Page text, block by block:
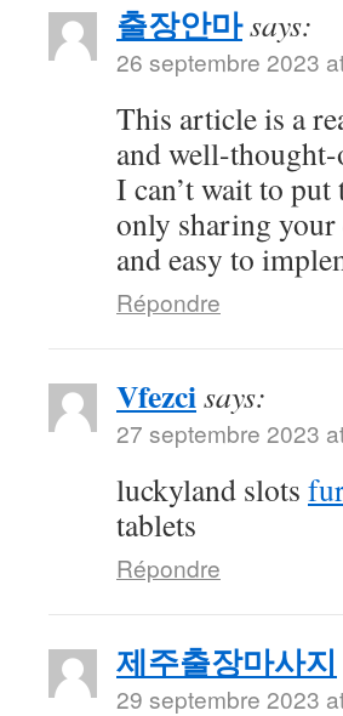
출장안마says:
26 septembre 2023
This article is a
and well-
I can’t wait to
only sharing your
and easy to
Répondre
Vfezcisays:
27 septembre 2023
luckyland slots
tablets
Répondre
제주출장마사지
29 septembre 2023